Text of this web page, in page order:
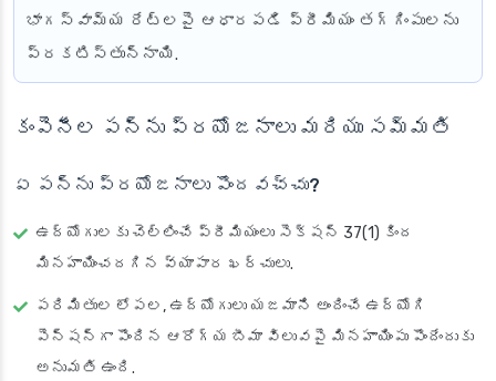
భాగస్వామ్య రేట్లపై ఆధారపడి ప్రీమియం తగ్గింపులను
ప్రకటిస్తున్నాయి.
కంపెనీల పన్ను ప్రయోజనాలు మరియు సమ్మతి
ఏ పన్ను ప్రయోజనాలు పొందవచ్చు?
ఉద్యోగులకు చెల్లించే ప్రీమియంలు సెక్షన్ 37(1) కింద
మినహాయించదగిన వ్యాపార ఖర్చులు.
పరిమితుల లోపల, ఉద్యోగులు యజమాని అందించే ఉద్యోగి
పెన్షన్‌గా పొందిన ఆరోగ్య బీమా విలువపై మినహాయింపు పొందేందుకు
అనుమతి ఉంది.